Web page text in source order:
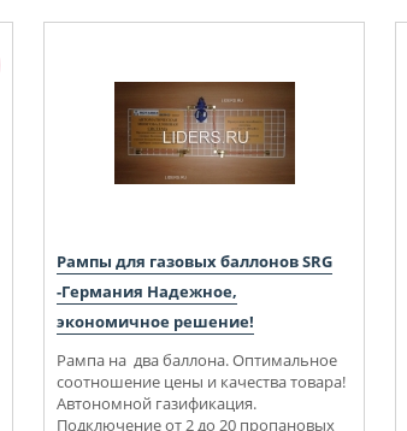
Рампы для газовых баллонов SRG
-Германия Надежное,
экономичное решение!
Рампа на два баллона.Оптимальное
соотношение цены и качества товара!
Автономной газификация.
Подключение от 2 до 20 пропановых